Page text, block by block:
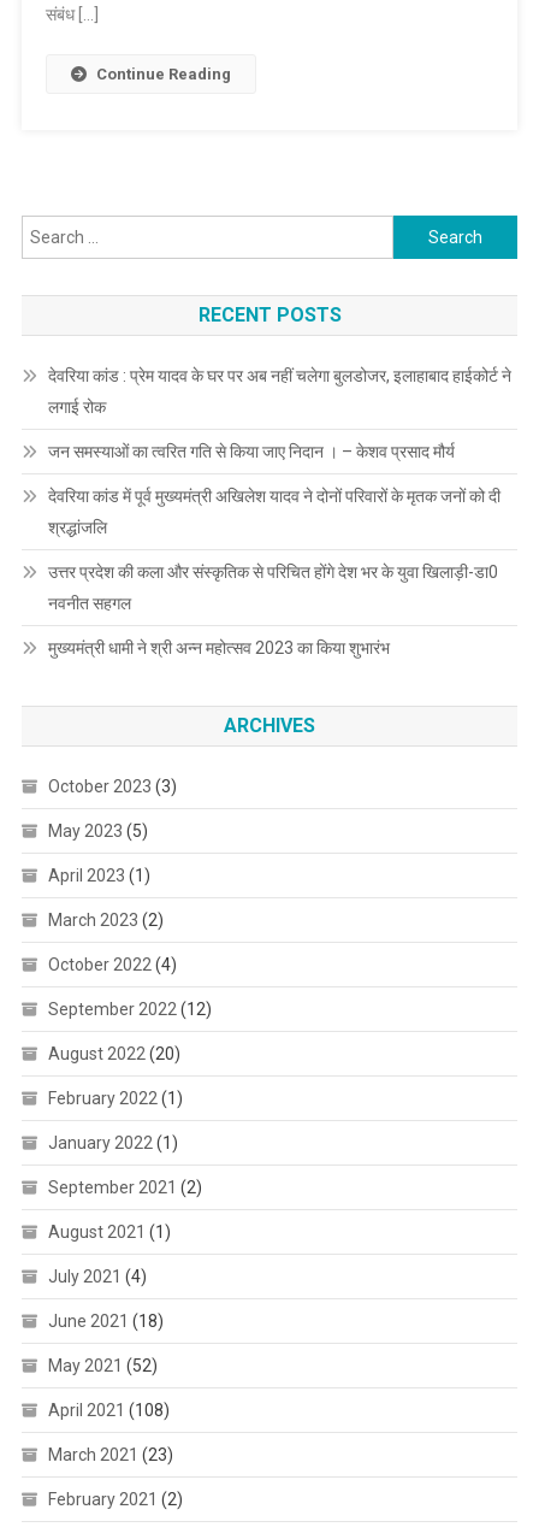
संबंध […]
Continue Reading
Search
for:
RECENT POSTS
देवरिया कांड : प्रेम यादव के घर पर अब नहीं चलेगा बुलडोजर, इलाहाबाद हाईकोर्ट ने
लगाई रोक
जन समस्याओं का त्वरित गति से किया जाए निदान । – केशव प्रसाद मौर्य
देवरिया कांड में पूर्व मुख्यमंत्री अखिलेश यादव ने दोनों परिवारों के मृतक जनों को दी
श्रद्धांजलि
उत्तर प्रदेश की कला और संस्कृतिक से परिचित होंगे देश भर के युवा खिलाड़ी-डा0
नवनीत सहगल
मुख्यमंत्री धामी ने श्री अन्न महोत्सव 2023 का किया शुभारंभ
ARCHIVES
October 2023 (3)
May 2023 (5)
April 2023 (1)
March 2023 (2)
October 2022 (4)
September 2022 (12)
August 2022 (20)
February 2022 (1)
January 2022 (1)
September 2021 (2)
August 2021 (1)
July 2021 (4)
June 2021 (18)
May 2021 (52)
April 2021 (108)
March 2021 (23)
February 2021 (2)